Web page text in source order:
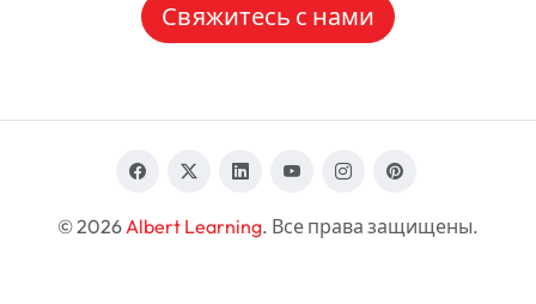
Свяжитесь с нами
© 2026Albert Learning. Все права защищены.